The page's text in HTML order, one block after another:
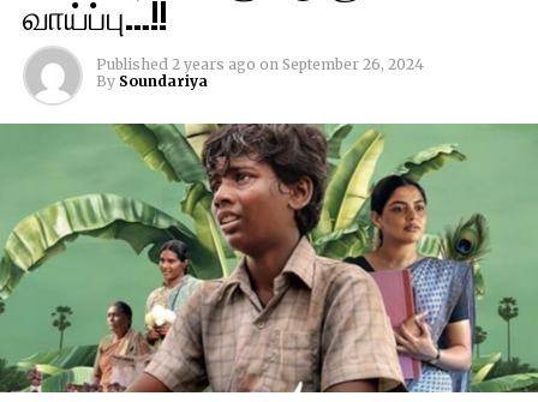
வாய்ப்பு…!!
Published 2 years ago on September 26, 2024
By Soundariya